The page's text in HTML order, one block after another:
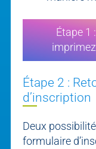
Étape 1
Étape 2 :
d’inscription
Deux
formulaire